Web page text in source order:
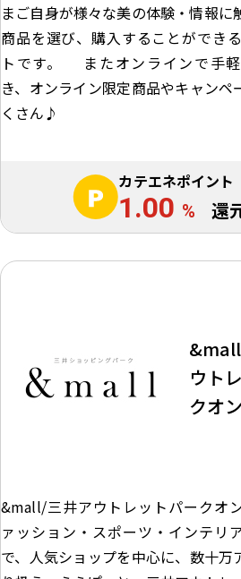
まご自身が様々な美の体験・情報に
商品を選び、購入することができ
トです。 またオンラインで手
き、オンライン限定商品やキャンペ
くさん♪
カテエネポイント
1.00 % 還
ウト
クオ
&mall/三井アウトレットパークオ
ァッション・スポーツ・インテリ
で、人気ショップを中心に、数十万